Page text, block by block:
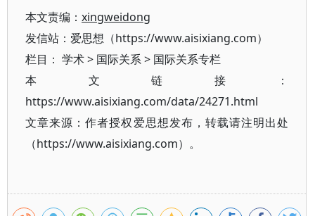
本文责编： xingweidong
发信站：爱思想（https://www.aisixiang.com）
栏目： 学术> 国际关系> 国际关系专栏
本文链接：
https://www.aisixiang.com/data/24271.html
文章来源：作者授权爱思想发布，转载请注明出处
（https://www.aisixiang.com）。